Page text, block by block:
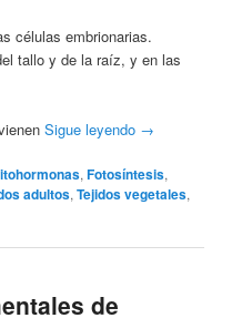
células embrionarias.
tallo y de la raíz, y en las
Sigue leyendo →
,Fotosíntesis,
adultos,Tejidos vegetales,
de